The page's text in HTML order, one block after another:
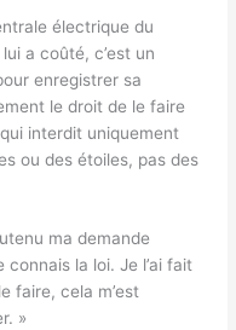
électrique du
a coûté, c’est un
enregistrer sa
le droit de le faire
interdit uniquement
ou des étoiles, pas des
ma demande
la loi. Je l’ai fait
faire, cela m’est
»